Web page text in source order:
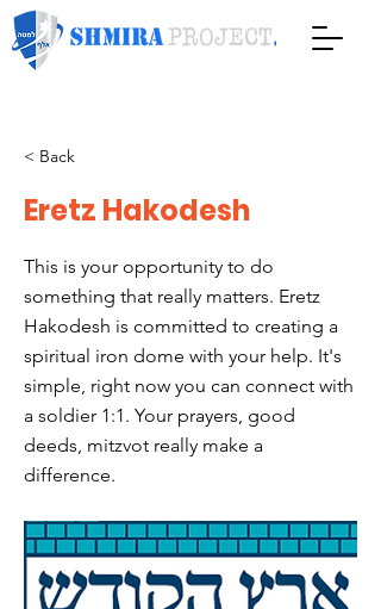
< Back
Eretz Hakodesh
This is your opportunity to do
something that really matters. Eretz
Hakodesh is committed to creating a
spiritual iron dome with your help. It's
simple, right now you can connect with
a soldier 1:1. Your prayers, good
deeds, mitzvot really make a
difference.